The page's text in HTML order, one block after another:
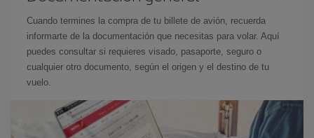
Cuando termines la compra de tu billete de avión, recuerda
informarte de la documentación que necesitas para volar. Aquí
puedes consultar si requieres visado, pasaporte, seguro o
cualquier otro documento, según el origen y el destino de tu
vuelo.